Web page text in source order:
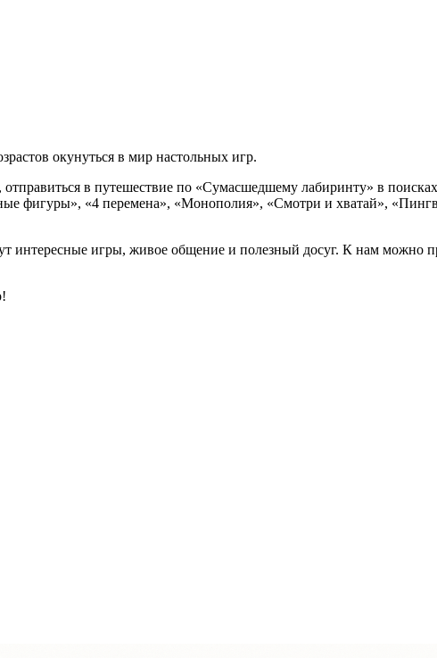
окунуться в мир настольных игр.
в путешествие по «Сумасшедшему лабиринту» в
фигуры», «4 перемена», «Монополия», «Смотри и хватай»,
интересные игры, живое общение и полезный досуг. К нам можно